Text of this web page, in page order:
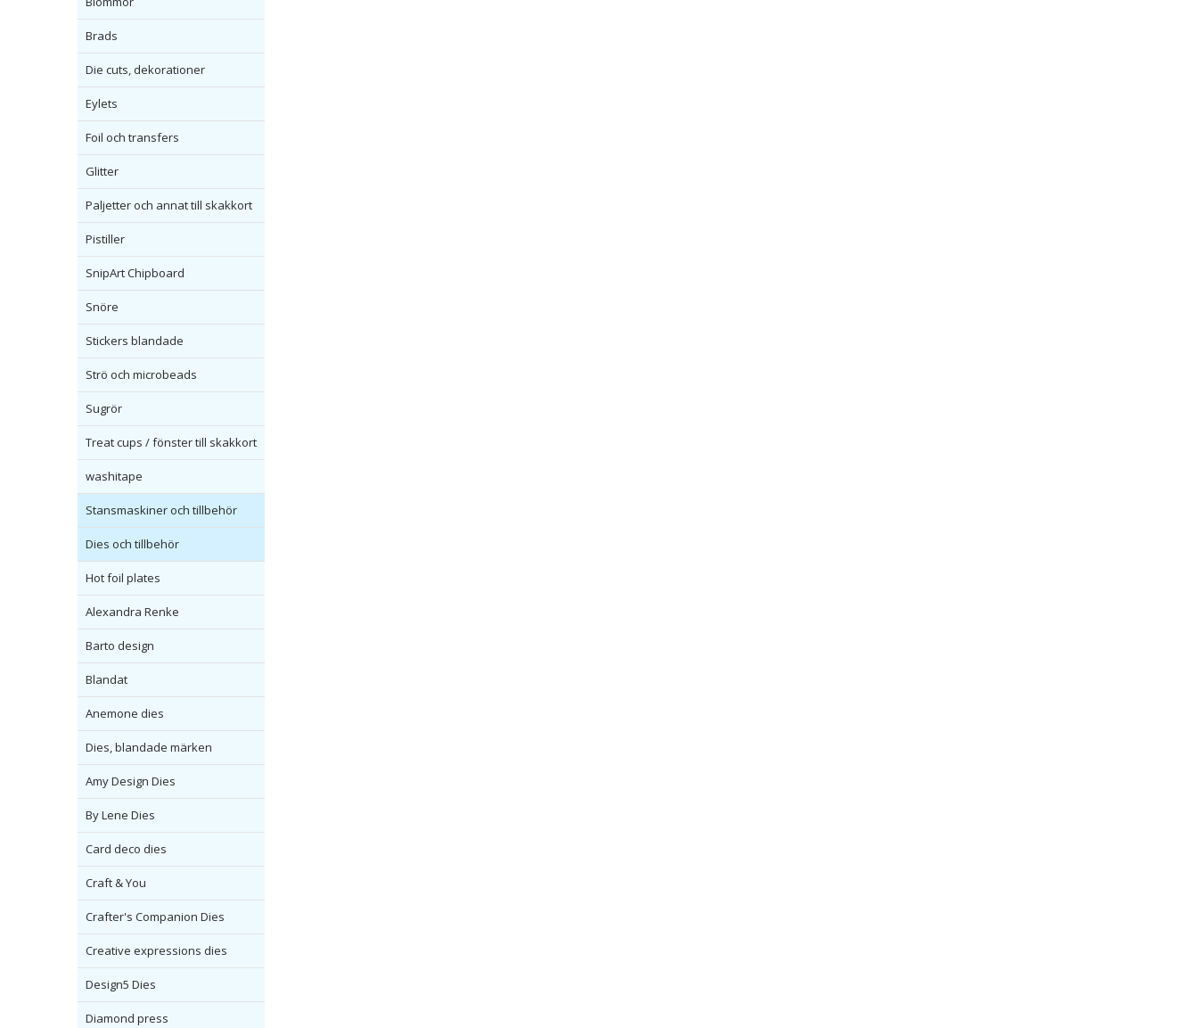
Brads
Die cuts, dekorationer
Eylets
Foil och transfers
Glitter
Paljetter och annat till skakkort
Pistiller
SnipArt Chipboard
Snöre
Stickers blandade
Strö och microbeads
Sugrör
Treat cups / fönster till skakkort
washitape
Stansmaskiner och tillbehör
Dies och tillbehör
Hot foil plates
Alexandra Renke
Barto design
Blandat
Anemone dies
Dies, blandade märken
Amy Design Dies
By Lene Dies
Card deco dies
Craft & You
Crafter's Companion Dies
Creative expressions dies
Design5 Dies
Diamond press